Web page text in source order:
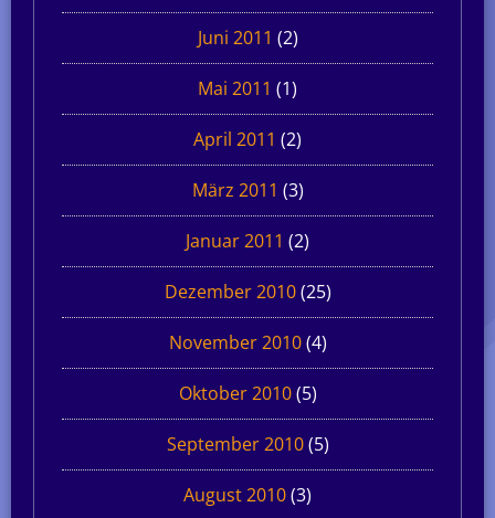
Juni 2011 (2)
Mai 2011 (1)
April 2011 (2)
März 2011 (3)
Januar 2011 (2)
Dezember 2010(25)
November 2010(4)
Oktober 2010(5)
September 2010(5)
August 2010(3)